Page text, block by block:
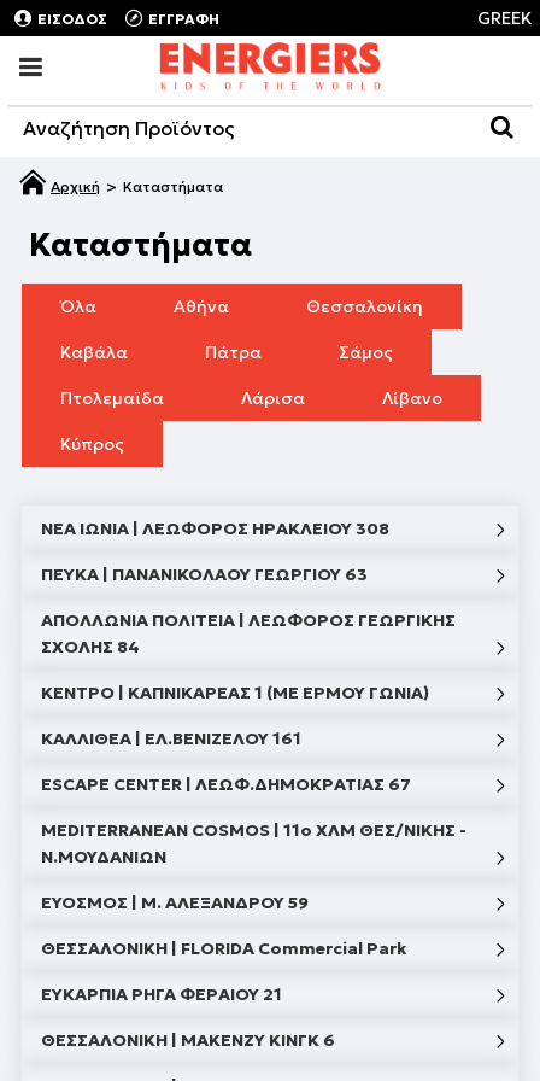
ΕΊΣΟΔΟΣ ΕΓΓΡΑΦΉ GREEK
Καταστήματα
Καταστήματα
Όλα Αθήνα Θεσσαλονίκη
Καβάλα Πάτρα Σάμος
Πτολεμαϊδα Λάρισα Λίβανο
Κύπρος
ΝΕΑ ΙΩΝΙΑ | ΛΕΩΦΟΡΟΣ ΗΡΑΚΛΕΙΟΥ 308
ΝΕΑ ΙΩΝΙΑ | ΛΕΩΦΟΡΟΣ ΗΡΑΚΛΕΙΟΥ 308
ΠΕΥΚΑ | ΠΑΝΑΝΙΚΟΛΑΟΥ ΓΕΩΡΓΙΟΥ 63
ΠΕΥΚΑ | ΠΑΝΑΝΙΚΟΛΑΟΥ ΓΕΩΡΓΙΟΥ 63
ΑΠΟΛΛΩΝΙΑ ΠΟΛΙΤΕΙΑ | ΛΕΩΦΟΡΟΣ ΓΕΩΡΓΙΚΗΣ
ΣΧΟΛΗΣ 84
ΑΠΟΛΛΩΝΙΑ ΠΟΛΙΤΕΙΑ | ΛΕΩΦΟΡΟΣ ΓΕΩΡΓΙΚΗΣ
ΚΕΝΤΡΟ | ΚΑΠΝΙΚΑΡΕΑΣ 1 (ΜΕ ΕΡΜΟΥ ΓΩΝΙΑ)
ΚΑΛΛΙΘΕΑ | ΕΛ.ΒΕΝΙΖΕΛΟΥ 161
ESCAPE CENTER | ΛΕΩΦ.ΔΗΜΟΚΡΑΤΙΑΣ 67
MEDITERRANEAN COSMOS | 11ο ΧΛΜ ΘΕΣ/ΝΙΚΗΣ -
N.ΜΟΥΔΑΝΙΩΝ
ΕΥΟΣΜΟΣ | Μ. ΑΛΕΞΑΝΔΡΟΥ 59
ΘΕΣΣΑΛΟΝΙΚΗ | FLORIDA Commercial Park
ΕΥΚΑΡΠΙΑ ΡΗΓΑ ΦΕΡΑΙΟΥ 21
ΘΕΣΣΑΛΟΝΙΚΗ | ΜΑΚΕΝΖΥ ΚΙΝΓΚ 6